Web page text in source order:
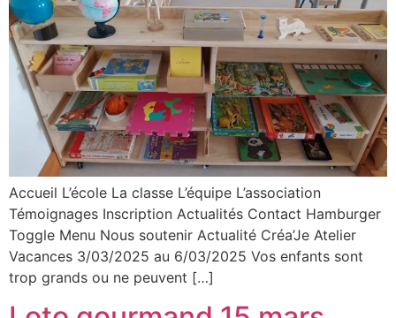
Accueil L’école La classe L’équipe L’association
Témoignages Inscription Actualités Contact Hamburger
Toggle Menu Nous soutenir Actualité Créa’Je Atelier
Vacances 3/03/2025 au 6/03/2025 Vos enfants sont
trop grands ou ne peuvent […]